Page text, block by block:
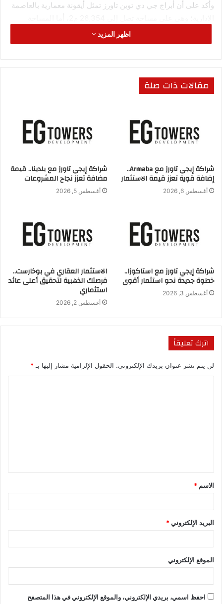
وأكد على أن أبراج جي دي توين تاورز تمثل أيقونة معمارية بالعاصمة
والامتيازات التي تقدمها الشركة بجانب اللاند سكيب والمساحات
الخضراء المبهرة، والمشروع يتميز بخصائص وأغراض متعددة
لأصحاب الأنشطة التجارية
والإدارية والطبية، وتقع بقلب منطقة الداون تاون بالعاصمة الادارية
وتطل على النهر الأخضر، وأكبر ممشى سياحي بالداون تاون.
دي تاور 10″،
والمشروع يقع فى موقع مميز بمنطقة الداون تاون بالقرب من فندق
مثل الحي السكنى السابع والحى السكنى الثامن وهي أحياء راقية
ذات كثافة سكانية كبيرة.
وأوضح أن الشركة تقدم أنظمة سداد متنوعة تناسب مختلف
المواطنين، لافتا إلى أهمية مشاركة
فرصة ذهبية للمواطنين للاستفادة
من تنافس الشركات المشاركة على تقدم أفضل مشروعاتها
بتيسيرات وتسهيلات كبيرة.
وأكد على أن السوق العقاري المصري لا يزال أفضل وجهة استثمارية
وخاصة بالعاصمة الإدارية الجديدة والتى تستحوذ على نسبة كبيرة من
حاليا فى ظل الطفرة الانشائية والعمرانية التى تشهدها مع اهتمام
اظهر المزيد
مقالات ذات صلة
شراكة إيجي تاورز مع Armaba..
إضافة قوية تعزز قيمة الاستثمار
أغسطس 6, 2026
شراكة إيجي تاورز مع بلدينا.. قيمة
مضافة تعزز نجاح المشروعات
أغسطس 5, 2026
شراكة إيجي تاورز مع استاكوزا..
خطوة جديدة نحو استثمار أقوى
أغسطس 3, 2026
الاستثمار العقاري في بوخارست..
فرصتك الذهبية لتحقيق أعلى عائد
استثماري
أغسطس 2, 2026
اترك تعليقاً
لن يتم نشر عنوان بريدك الإلكتروني. الحقول الإلزامية مشار إليها بـ *
الاسم *
البريد الإلكتروني*
الموقع الإلكتروني
احفظ اسمي، بريدي الإلكتروني، والموقع الإلكتروني في هذا المتصفح